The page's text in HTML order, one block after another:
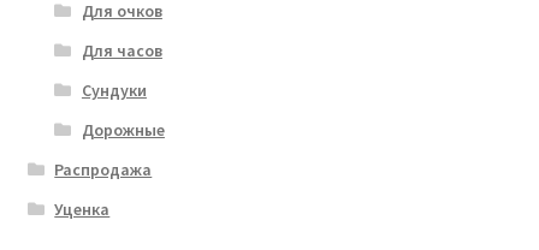
Для очков
Для часов
Сундуки
Дорожные
Распродажа
Уценка